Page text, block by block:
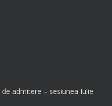
admitere – sesiunea Iulie